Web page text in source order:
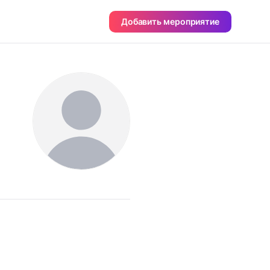
Добавить мероприятие